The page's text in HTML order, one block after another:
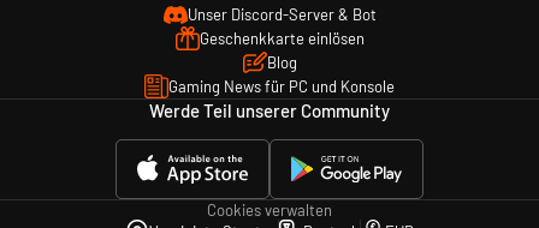
Unser Discord-Server & Bot
Geschenkkarte einlösen
Blog
Gaming News für PC und Konsole
Werde Teil unserer Community
Cookies verwalten